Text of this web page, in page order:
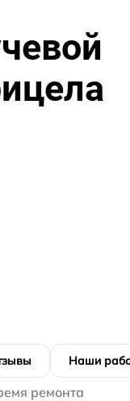
Наши
ремонта